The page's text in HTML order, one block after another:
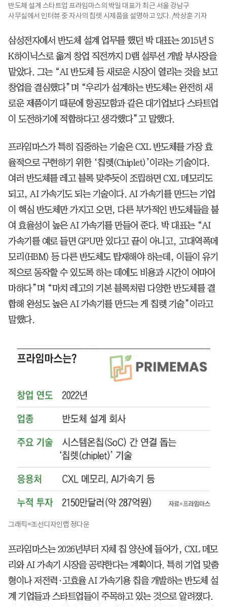
반도체 설계 스타트업 프라임마스의 박일 대표가 최근 서울 강남구
사무실에서 인터뷰 중 자사의 칩렛 시제품을 설명하고 있다. /박상훈 기자
삼성전자에서 반도체 설계 업무를 했던 박 대표는 2015년 S
K하이닉스로 옮겨 창업 직전까지 D램 설루션 개발 부사장을
맡았다. 그는 “AI 반도체 등 새로운 시장이 열리는 것을 보고
창업을 결심했다”며 “우리가 설계하는 반도체는 완전히 새
로운 제품이기 때문에 항공모함과 같은 대기업보다 스타트업
이 도전하기에 적합하다고 생각했다”고 말했다.
프라임마스가 특히 집중하는 기술은 CXL 반도체를 가장 효
율적으로 구현하기 위한 ‘칩렛(Chiplet)’이라는 기술이다.
여러 반도체를 레고 블록 맞추듯이 조립하면 CXL 메모리도
되고, AI 가속기도 되는 기술이다. AI 가속기를 만드는 기업
이 핵심 반도체만 가지고 오면, 다른 부가적인 반도체들을 붙
여 효율성이 높은 AI 가속기를 만들어 준다. 박 대표는 “AI
가속기를 예로 들면 GPU만 있다고 끝이 아니고, 고대역폭메
모리(HBM) 등 다른 반도체도 탑재해야 하는데, 이들이 유기
적으로 동작할 수 있도록 하는 데에도 비용과 시간이 어마어
마하다”며 “마치 레고의 기본 블록처럼 다양한 반도체를 결
합해 완성도 높은 AI 가속기를 만드는 게 칩렛 기술”이라고
말했다.
그래픽=조선디자인랩 정다운
프라임마스는 2026년부터 자체 칩 양산에 들어가, CXL 메모
리와 AI 가속기 시장을 공략한다는 계획이다. 특히 기업 맞춤
형이나 저전력·고효율 AI 가속기용 칩을 개발하는 반도체 설
계 기업들과 스타트업들이 주목하고 있는 것으로 알려졌다.